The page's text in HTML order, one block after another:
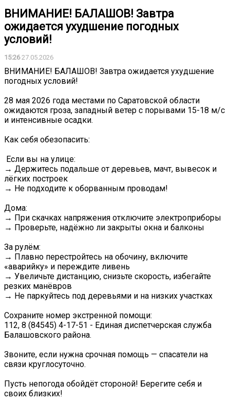
ВНИМАНИЕ! БАЛАШОВ! Завтра
ожидается ухудшение погодных
условий!
15:2627.05.2026
ВНИМАНИЕ! БАЛАШОВ! Завтра ожидается ухудшение
погодных условий!
28 мая 2026 года местами по Саратовской области
ожидаются гроза, западный ветер с порывами 15-18 м/с
и интенсивные осадки.
Как себя обезопасить:
‍ Если вы на улице:
→ Держитесь подальше от деревьев, мачт, вывесок и
лёгких построек
→ Не подходите к оборванным проводам!
Дома:
→ При скачках напряжения отключите электроприборы
→ Проверьте, надёжно ли закрыты окна и балконы
За рулём:
→ Плавно перестройтесь на обочину, включите
«аварийку» и переждите ливень
→ Увеличьте дистанцию, снизьте скорость, избегайте
резких манёвров
→ Не паркуйтесь под деревьями и на низких участках
Сохраните номер экстренной помощи:
112, 8 (84545) 4-17-51 - Единая диспетчерская служба
Балашовского района.
Звоните, если нужна срочная помощь — спасатели на
связи круглосуточно.
Пусть непогода обойдёт стороной! Берегите себя и
своих близких!